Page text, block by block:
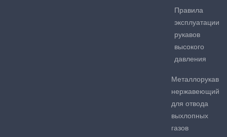
Правила
эксплуатации
рукавов
высокого
давления
Металлорукав
нержавеющий
для отвода
выхлопных
газов